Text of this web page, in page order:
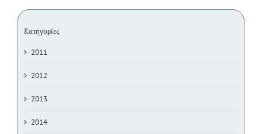
Kατηγορίες
2011
2012
2013
2014